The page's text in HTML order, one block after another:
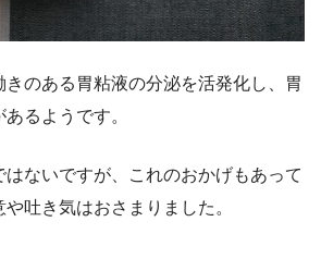
きのある胃粘液の分泌を活発化し、胃
るようです。
はないですが、これのおかげもあって
吐き気はおさまりました。